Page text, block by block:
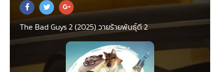
The Bad Guys 2 (2025) วายร้ายพันธุ์ดี 2